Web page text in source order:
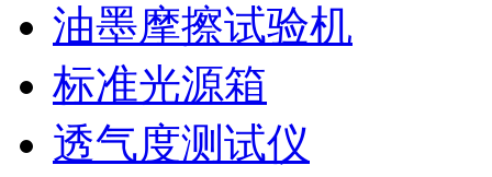
油墨摩擦试验机
标准光源箱
透气度测试仪